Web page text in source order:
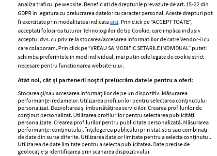
Moda nu e rasistă, oamenii ei sunt (cel
puțin ignoranți)
GUCCI 15 februarie 2019
Moda nu e rasistă, hainele nu au cum să fie rasiste, tot
aud în urma acuzațiilor că diverse piese vestimentare fac
trimitere la imagini de tristă amintire pentru
comunitatea de culoare. Poate că moda nu e, dar (unii
dintre) oamenii care o fac sunt cel puțin ignoranți.
+ MAI MULTE
analiza traficul pe website. Beneficiati de drepturile prevazute de art. 15-22 din
GDPR in legatura cu prelucrarea datelor cu caracter personal. Aceste drepturi pot
fi exercitate prin modalitatea indicataaici. Prin click pe “ACCEPT TOATE”,
acceptati folosirea tuturor Tehnologiilor de tip Cookie, care implica inclusiv
acceptul dvs. cu privire la stocarea/accesarea informatiilor de catre Vendor-ii cu
care colaboram. Prin click pe “VREAU SA MODIFIC SETARILE INDIVIDUAL” puteti
schimba preferintele in mod individual, mai putin cele legate de cookie strict
necesare pentru functionarea website-ului.
Atât noi, cât și partenerii noștri prelucrăm datele pentru a oferi:
Stocarea și/sau accesarea informațiilor de pe un dispozitiv. Măsurarea
performanței reclamelor. Utilizarea profilurilor pentru selectarea conținutului
personalizat. Dezvoltarea și îmbunătățirea serviciilor. Crearea profilurilor de
conținut personalizat. Utilizarea profilurilor pentru selectarea publicității
personalizate. Crearea profilurilor pentru publicitate personalizată. Măsurarea
performanței conținutului. Înțelegerea publicului prin statistici sau combinații
de date din surse diferite. Utilizarea datelor limitate pentru a selecta conținutul.
Utilizarea de date limitate pentru a selecta publicitatea. Date precise de
geolocație și identificarea prin scanarea dispozitivului.